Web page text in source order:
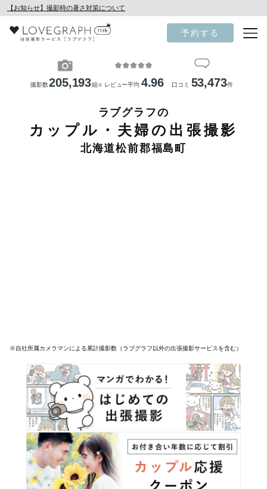
【お知らせ】撮影時の暑さ対策について
予約する
撮影数205,193組 ※ レビュー平均 4.96 口コミ 53,473件
ラブグラフの
カップル・夫婦の出張撮影
北海道松前郡福島町
※自社所属カメラマンによる累計撮影数（ラブグラフ以外の出張撮影サービスを含む）